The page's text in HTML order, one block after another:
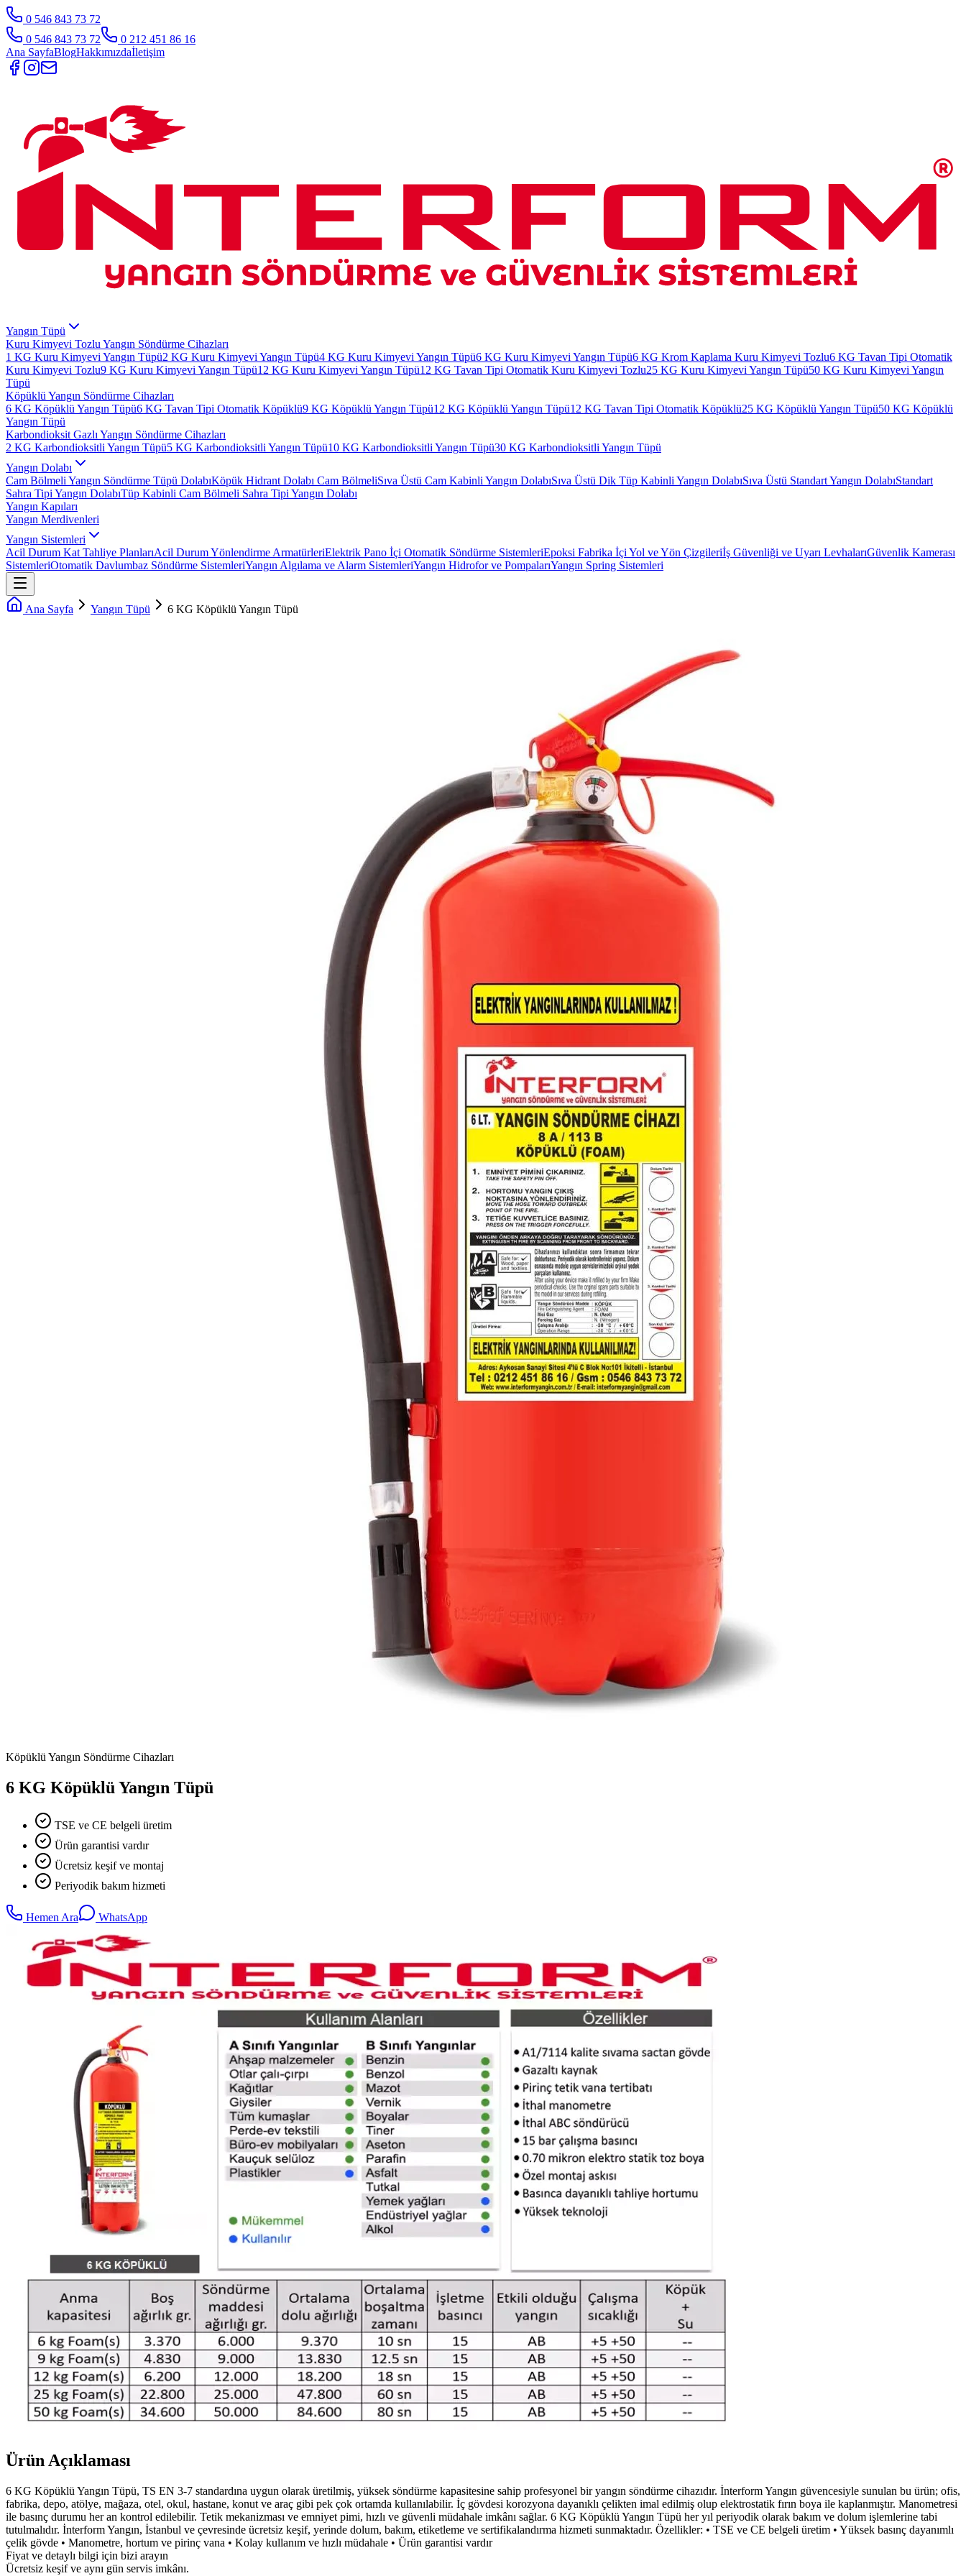
0 546 843 73 72
0 546 843 73 72
0 212 451 86 16
Ana SayfaBlogHakkımızdaİletişim
Yangın Tüpü
Kuru Kimyevi Tozlu Yangın Söndürme Cihazları
1 KG Kuru Kimyevi Yangın Tüpü2 KG Kuru Kimyevi Yangın Tüpü4 KG Kuru Kimyevi Yangın Tüpü6 KG Kuru Kimyevi Yangın Tüpü6 KG Krom Kaplama Kuru Kimyevi Tozlu6 KG Tavan Tipi Otomatik
Kuru Kimyevi Tozlu9 KG Kuru Kimyevi Yangın Tüpü12 KG Kuru Kimyevi Yangın Tüpü12 KG Tavan Tipi Otomatik Kuru Kimyevi Tozlu25 KG Kuru Kimyevi Yangın Tüpü50 KG Kuru Kimyevi Yangın
Tüpü
Köpüklü Yangın Söndürme Cihazları
6 KG Köpüklü Yangın Tüpü6 KG Tavan Tipi Otomatik Köpüklü9 KG Köpüklü Yangın Tüpü12 KG Köpüklü Yangın Tüpü12 KG Tavan Tipi Otomatik Köpüklü25 KG Köpüklü Yangın Tüpü50 KG Köpüklü
Yangın Tüpü
Karbondioksit Gazlı Yangın Söndürme Cihazları
2 KG Karbondioksitli Yangın Tüpü5 KG Karbondioksitli Yangın Tüpü10 KG Karbondioksitli Yangın Tüpü30 KG Karbondioksitli Yangın Tüpü
Yangın Dolabı
Cam Bölmeli Yangın Söndürme Tüpü DolabıKöpük Hidrant Dolabı Cam BölmeliSıva Üstü Cam Kabinli Yangın DolabıSıva Üstü Dik Tüp Kabinli Yangın DolabıSıva Üstü Standart Yangın DolabıStandart
Sahra Tipi Yangın DolabıTüp Kabinli Cam Bölmeli Sahra Tipi Yangın Dolabı
Yangın Kapıları
Yangın Merdivenleri
Yangın Sistemleri
Acil Durum Kat Tahliye PlanlarıAcil Durum Yönlendirme ArmatürleriElektrik Pano İçi Otomatik Söndürme SistemleriEpoksi Fabrika İçi Yol ve Yön Çizgileriİş Güvenliği ve Uyarı LevhalarıGüvenlik Kamerası
SistemleriOtomatik Davlumbaz Söndürme SistemleriYangın Algılama ve Alarm SistemleriYangın Hidrofor ve PompalarıYangın Spring Sistemleri
Ana Sayfa Yangın Tüpü 6 KG Köpüklü Yangın Tüpü
Köpüklü Yangın Söndürme Cihazları
6 KG Köpüklü Yangın Tüpü
TSE ve CE belgeli üretim
Ürün garantisi vardır
Ücretsiz keşif ve montaj
Periyodik bakım hizmeti
Hemen Ara WhatsApp
Ürün Açıklaması
6 KG Köpüklü Yangın Tüpü, TS EN 3-7 standardına uygun olarak üretilmiş, yüksek söndürme kapasitesine sahip profesyonel bir yangın söndürme cihazıdır. İnterform Yangın güvencesiyle sunulan bu ürün; ofis,
fabrika, depo, atölye, mağaza, otel, okul, hastane, konut ve araç gibi pek çok ortamda kullanılabilir. İç gövdesi korozyona dayanıklı çelikten imal edilmiş olup elektrostatik fırın boya ile kaplanmıştır. Manometresi
ile basınç durumu her an kontrol edilebilir. Tetik mekanizması ve emniyet pimi, hızlı ve güvenli müdahale imkânı sağlar. 6 KG Köpüklü Yangın Tüpü her yıl periyodik olarak bakım ve dolum işlemlerine tabi
tutulmalıdır. İnterform Yangın, İstanbul ve çevresinde ücretsiz keşif, yerinde dolum, bakım, etiketleme ve sertifikalandırma hizmeti sunmaktadır. Özellikler: • TSE ve CE belgeli üretim • Yüksek basınç dayanımlı
çelik gövde • Manometre, hortum ve pirinç vana • Kolay kullanım ve hızlı müdahale • Ürün garantisi vardır
Fiyat ve detaylı bilgi için bizi arayın
Ücretsiz keşif ve aynı gün servis imkânı.